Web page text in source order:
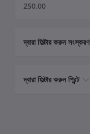
250.00
দ্বারা ফিল্টার করুন সংস্করণ
দ্বারা ফিল্টার করুন প্রিন্ট